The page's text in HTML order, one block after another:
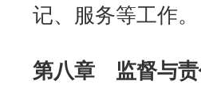
记、服务等工作。
第八章 监督与